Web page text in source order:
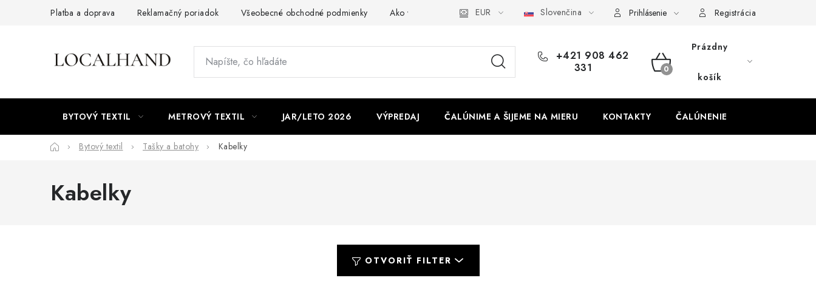
Platba a doprava Reklamačný poriadok Všeobecné obchodné podmienky Ako využíváme cookies Ochrana osobných údajov Odstúpenie od zmluvy
EUR Slovenčina Prihlásenie Registrácia
+421 908 462
331
NÁKUPNÝ
Prázdny
košík
BYTOVÝ TEXTIL METROVÝ TEXTIL JAR/LETO 2026 VÝPREDAJ ČALÚNIME A ŠIJEME NA MIERU KONTAKTY ČALÚNENIE
DomovBytový textil Tašky a batohy Kabelky
Kabelky
OTVORIŤ FILTER